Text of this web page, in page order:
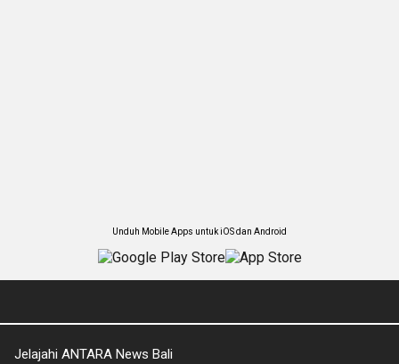
Unduh Mobile Apps untuk iOS dan Android
Jelajahi ANTARA News Bali